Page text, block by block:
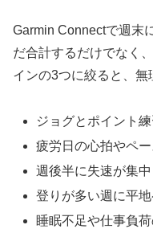
Garmin Connectで週末
だ合計するだけでなく
インの3つに絞ると、無
ジョグとポイント
疲労日の心拍やペ
週後半に失速が集
登りが多い週に平
睡眠不足や仕事負